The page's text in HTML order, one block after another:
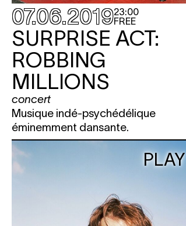
07.06.201923:00
FREE
SURPRISE ACT:
ROBBING
MILLIONS
concert
Musique indé-psychédélique
éminemment dansante.
PLAY